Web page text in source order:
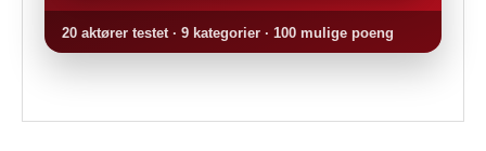
20 aktører testet · 9 kategorier · 100 mulige poeng